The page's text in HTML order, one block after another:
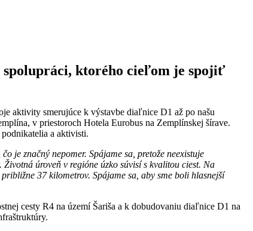
ktorého cieľom je spojiť
aktivity smerujúce k výstavbe diaľnice D1 až po našu
v priestoroch Hotela Eurobus na Zemplínskej šírave.
a aktivisti.
je značný nepomer. Spájame sa, pretože neexistuje
úroveň v regióne úzko súvisí s kvalitou ciest. Na
37 kilometrov. Spájame sa, aby sme boli hlasnejší
cesty R4 na území Šariša a k dobudovaniu diaľnice D1 na